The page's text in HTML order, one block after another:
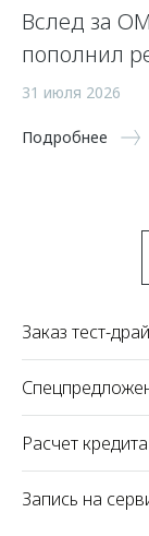
Вслед за
пополнил
31 июля 2026
Подробнее
Заказ тест-
Расчет кредита
Запись на